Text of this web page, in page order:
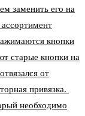
заменить его на
кнопки
старые кнопки на
от
привязка.
необходимо